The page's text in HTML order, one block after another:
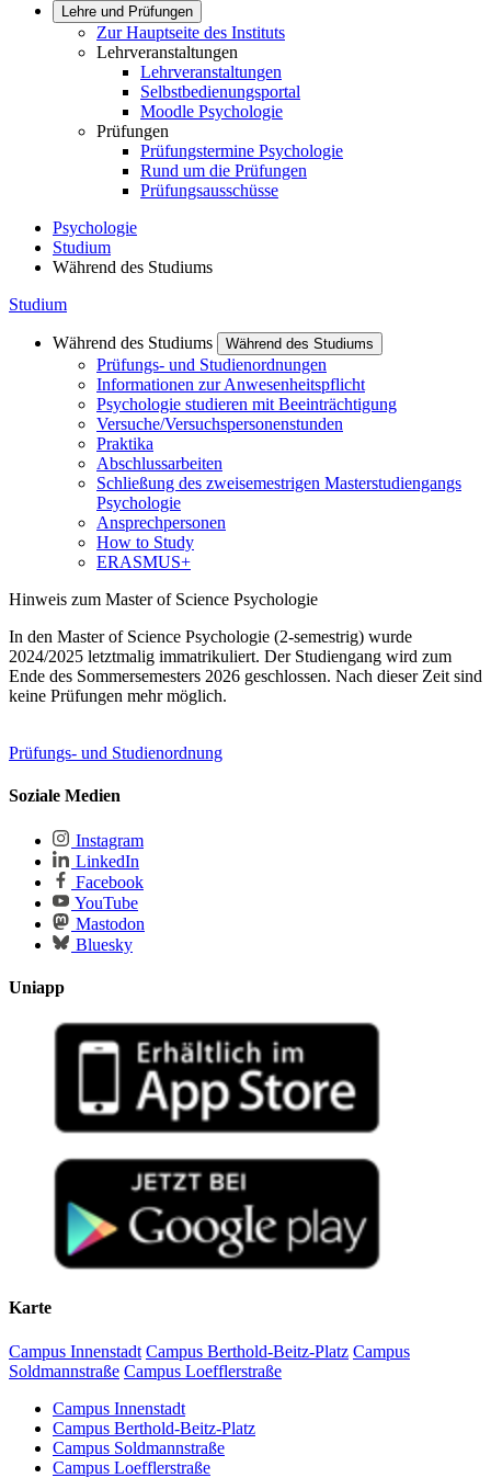
Lehre und Prüfungen
Zur Hauptseite des Instituts
Lehrveranstaltungen
Lehrveranstaltungen
Selbstbedienungsportal
Moodle Psychologie
Prüfungen
Prüfungstermine Psychologie
Rund um die Prüfungen
Prüfungsausschüsse
Psychologie
Studium
Während des Studiums
Studium
Während des Studiums Während des Studiums
Prüfungs- und Studienordnungen
Informationen zur Anwesenheitspflicht
Psychologie studieren mit Beeinträchtigung
Versuche/Versuchspersonenstunden
Praktika
Abschlussarbeiten
Schließung des zweisemestrigen Masterstudiengangs
Psychologie
Ansprechpersonen
How to Study
ERASMUS+
Hinweis zum Master of Science Psychologie
In den Master of Science Psychologie (2-semestrig) wurde
2024/2025 letztmalig immatrikuliert. Der Studiengang wird zum
Ende des Sommersemesters 2026 geschlossen. Nach dieser Zeit sind
keine Prüfungen mehr möglich.
Prüfungs- und Studienordnung
Soziale Medien
Instagram
LinkedIn
Facebook
YouTube
Mastodon
Bluesky
Uniapp
Karte
Campus Innenstadt Campus Berthold-Beitz-Platz Campus
Soldmannstraße Campus Loefflerstraße
Campus Innenstadt
Campus Berthold-Beitz-Platz
Campus Soldmannstraße
Campus Loefflerstraße